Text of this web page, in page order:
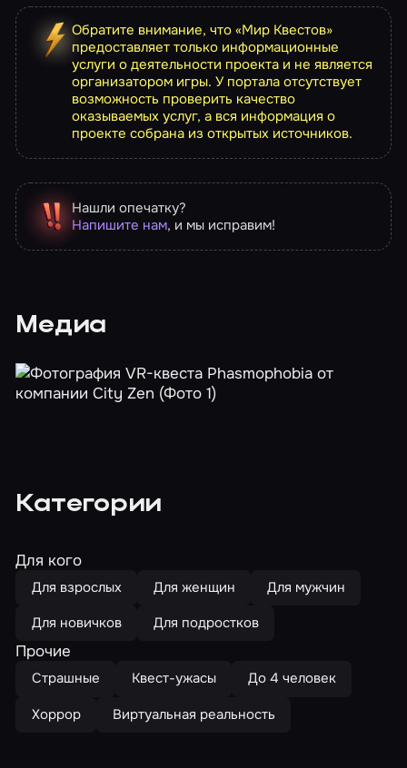
Обратите внимание, что «Мир Квестов»
предоставляет только информационные
услуги о деятельности проекта и не является
организатором игры. У портала отсутствует
возможность проверить качество
оказываемых услуг, а вся информация о
проекте собрана из открытых источников.
Нашли опечатку?
Напишите нам, и мы исправим!
Медиа
Категории
Для кого
Для взрослых Для женщин
Для мужчин
Для новичков
Для подростков
Прочие
Страшные Квест-ужасы
До 4 человек
Хоррор
Виртуальная реальность